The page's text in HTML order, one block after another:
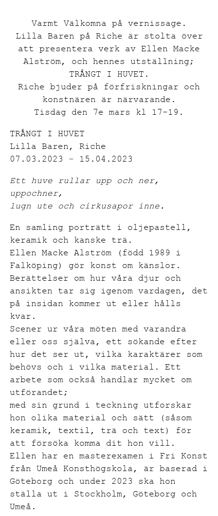
Varmt Välkomna på vernissage.
Lilla Baren på Riche är stolta över
att presentera verk av Ellen Macke
Alström, och hennes utställning;
TRÅNGT I HUVET.
Riche bjuder på förfriskningar och
konstnären är närvarande.
Tisdag den 7e mars kl 17-19.
TRÅNGT I HUVET
Lilla Baren, Riche
07.03.2023 – 15.04.2023
Ett huve rullar upp och ner,
uppochner,
lugn ute och cirkusapor inne.
En samling porträtt i oljepastell,
keramik och kanske trä.
Ellen Macke Alström (född 1989 i
Falköping) gör konst om känslor.
Berättelser om hur våra djur och
ansikten tar sig igenom vardagen, det
på insidan kommer ut eller hålls
kvar.
Scener ur våra möten med varandra
eller oss själva, ett sökande efter
hur det ser ut, vilka karaktärer som
behövs och i vilka material. Ett
arbete som också handlar mycket om
utförandet;
med sin grund i teckning utforskar
hon olika material och sätt (såsom
keramik, textil, trä och text) för
att försöka komma dit hon vill.
Ellen har en masterexamen i Fri Konst
från Umeå Konsthögskola, är baserad i
Göteborg och under 2023 ska hon
ställa ut i Stockholm, Göteborg och
Umeå.